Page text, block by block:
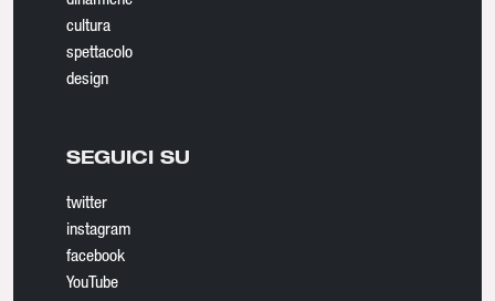
cultura
spettacolo
design
SEGUICI SU
twitter
instagram
facebook
YouTube